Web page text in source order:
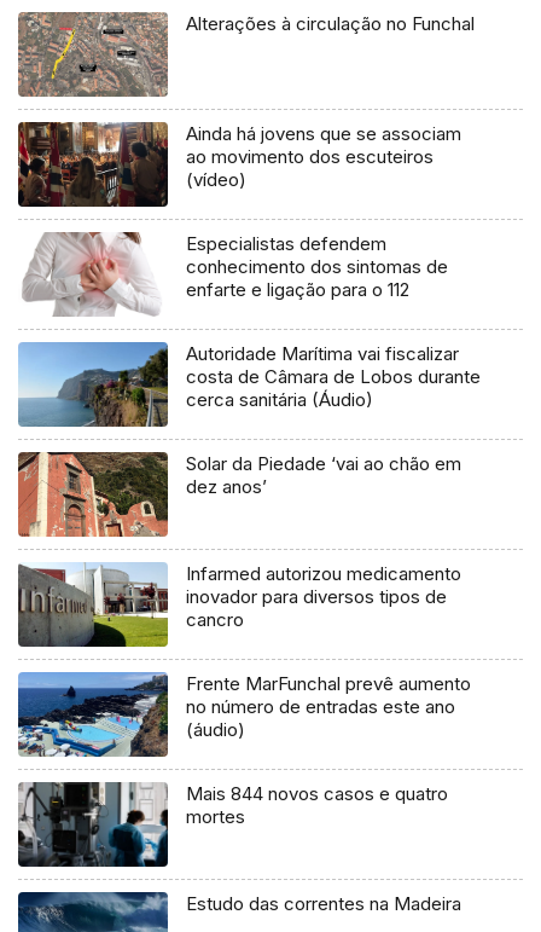
Alterações à circulação no Funchal
Ainda há jovens que se associam
ao movimento dos escuteiros
(vídeo)
Especialistas defendem
conhecimento dos sintomas de
enfarte e ligação para o 112
Autoridade Marítima vai fiscalizar
costa de Câmara de Lobos durante
cerca sanitária (Áudio)
Solar da Piedade ‘vai ao chão em
dez anos’
Infarmed autorizou medicamento
inovador para diversos tipos de
cancro
Frente MarFunchal prevê aumento
no número de entradas este ano
(áudio)
Mais 844 novos casos e quatro
mortes
Estudo das correntes na Madeira